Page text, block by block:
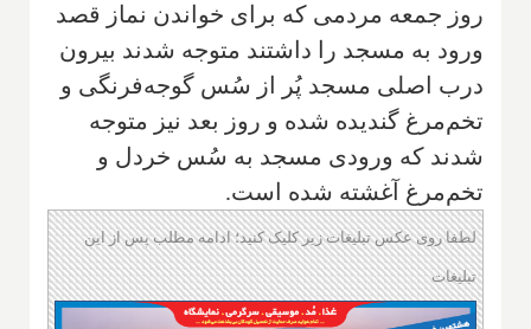
روز جمعه مردمی که برای خواندن نماز قصد
ورود به مسجد را داشتند متوجه شدند بیرون
درب اصلی مسجد پُر از سُس گوجه‌فرنگی و
تخم‌مرغ گندیده شده و روز بعد نیز متوجه
شدند که ورودی مسجد به سُس خردل و
تخم‌مرغ آغشته شده است.
لطفا روی عکس تبلیغات زیر کلیک کنید؛ ادامه مطلب پس از این
تبلیغات